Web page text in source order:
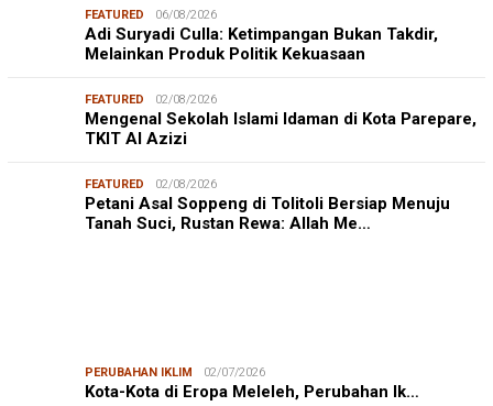
FEATURED 06/08/2026
Adi Suryadi Culla: Ketimpangan Bukan Takdir,
Melainkan Produk Politik Kekuasaan
FEATURED 02/08/2026
Mengenal Sekolah Islami Idaman di Kota Parepare,
TKIT Al Azizi
FEATURED 02/08/2026
Petani Asal Soppeng di Tolitoli Bersiap Menuju
Tanah Suci, Rustan Rewa: Allah Me…
PERUBAHAN IKLIM 02/07/2026
Kota-Kota di Eropa Meleleh, Perubahan Ik…